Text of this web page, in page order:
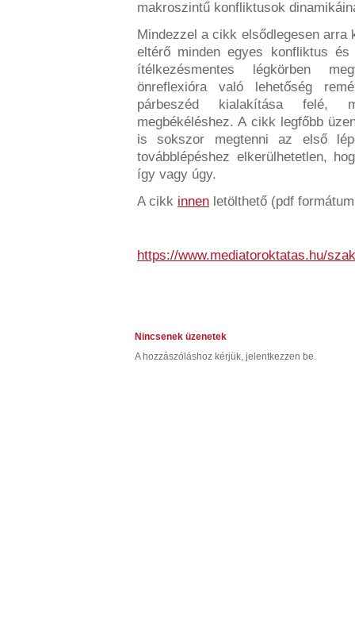
makroszintű konfliktusok
Mindezzel a cikk elsődlegesen
eltérő minden egyes konfliktus
ítélkezésmentes légkörben
önreflexióra való lehetőség
párbeszéd kialakítása felé,
megbékéléshez. A cikk legfőbb
is sokszor megtenni az első
továbblépéshez elkerülhetetlen,
így vagy úgy.
A cikk innen letölthető (pdf
https://www.mediatoroktatas.hu/
Nincsenek üzenetek
A hozzászóláshoz kérjük, jelentkezzen be.